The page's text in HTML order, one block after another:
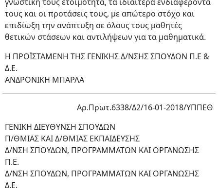
τους και οι προτάσεις τους, με απώτερο στόχο και
επιδίωξη την ανάπτυξη σε όλους τους μαθητές
θετικών στάσεων και αντιλήψεων για τα μαθηματικά.
Η ΠΡΟΪΣΤΑΜΕΝΗ ΤΗΣ ΓΕΝΙΚΗΣ Δ/ΝΣΗΣ ΣΠΟΥΔΩΝ Π.Ε &
Δ.Ε.
ΑΝΔΡΟΝΙΚΗ ΜΠΑΡΛΑ
Αρ.Πρωτ.6338/Δ2/16-01-2018/ΥΠΠΕΘ
ΓΕΝΙΚΗ ΔΙΕΥΘΥΝΣΗ ΣΠΟΥΔΩΝ
Π/ΘΜΙΑΣ ΚΑΙ Δ/ΘΜΙΑΣ ΕΚΠΑΙΔΕΥΣΗΣ
Δ/ΝΣΗ ΣΠΟΥΔΩΝ, ΠΡΟΓΡΑΜΜΑΤΩΝ ΚΑΙ ΟΡΓΑΝΩΣΗΣ
Π.Ε.
Δ/ΝΣΗ ΣΠΟΥΔΩΝ, ΠΡΟΓΡΑΜΜΑΤΩΝ ΚΑΙ ΟΡΓΑΝΩΣΗΣ
Δ.Ε.